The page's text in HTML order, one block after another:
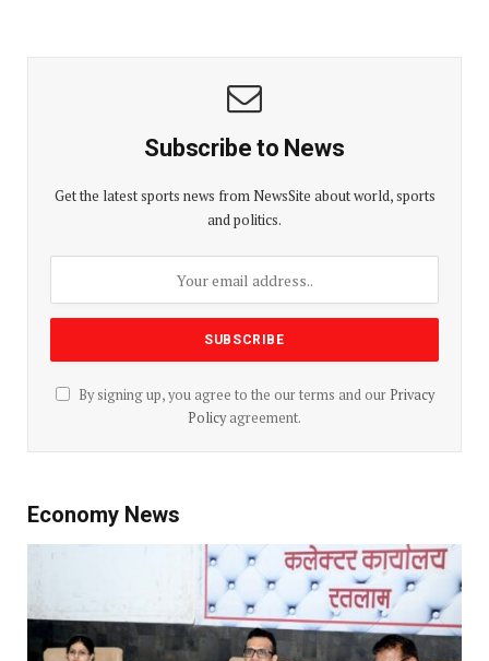
Subscribe to News
Get the latest sports news from NewsSite about world, sports
and politics.
By signing up, you agree to the our terms and our Privacy
Policyagreement.
Economy News